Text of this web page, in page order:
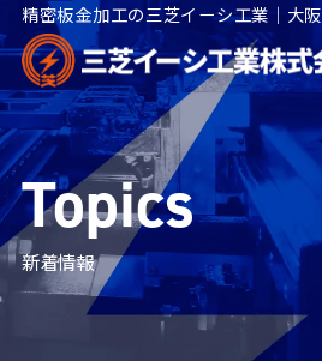
精密板金加工の三芝イーシ工業｜大阪
新着情報
Topics